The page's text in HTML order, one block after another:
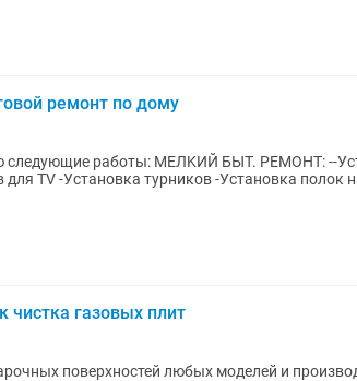
ремонт по дому
БЫT. РЕМОНТ: --Установка
ТV -Установка турников -Установка полок
чистка газовых плит
поверхностей любых моделей и